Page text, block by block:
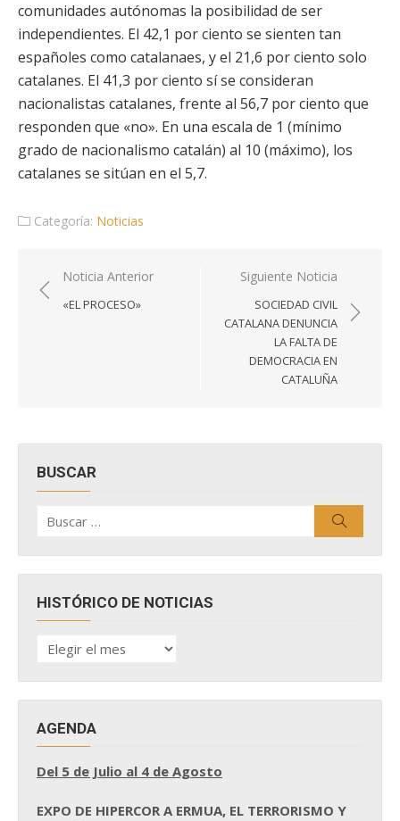
comunidades autónomas la posibilidad de ser
independientes. El 42,1 por ciento se sienten tan
españoles como catalanaes, y el 21,6 por ciento solo
catalanes. El 41,3 por ciento sí se consideran
nacionalistas catalanes, frente al 56,7 por ciento que
responden que «no». En una escala de 1 (mínimo
grado de nacionalismo catalán) al 10 (máximo), los
catalanes se sitúan en el 5,7.
Categoría: Noticias
Navegación
de
Noticia Anterior
«EL PROCESO»
Siguiente Noticia
SOCIEDAD CIVIL
CATALANA DENUNCIA
LA FALTA DE
DEMOCRACIA EN
CATALUÑA
BUSCAR
por:
HISTÓRICO DE NOTICIAS
HISTÓRICO
DE
AGENDA
Del 5 de Julio al 4 de Agosto
EXPO DE HIPERCOR A ERMUA, EL TERRORISMO Y